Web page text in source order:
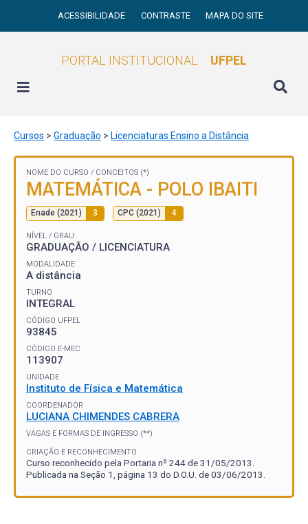
ACESSIBILIDADE CONTRASTE MAPA DO SITE
PORTAL INSTITUCIONAL UFPEL
Cursos > Graduação > Licenciaturas Ensino a Distância
NOME DO CURSO / CONCEITOS (*)
MATEMÁTICA - POLO IBAITI
Enade (2021) 3 CPC (2021) 4
NÍVEL / GRAU
GRADUAÇÃO / LICENCIATURA
MODALIDADE
A distância
TURNO
INTEGRAL
CÓDIGO UFPEL
93845
CÓDIGO E-MEC
113907
UNIDADE
Instituto de Física e Matemática
COORDENADOR
LUCIANA CHIMENDES CABRERA
VAGAS E FORMAS DE INGRESSO (**)
CRIAÇÃO E RECONHECIMENTO
Curso reconhecido pela Portaria nº 244 de 31/05/2013.
Publicada na Seção 1, página 13 do D.O.U. de 03/06/2013.